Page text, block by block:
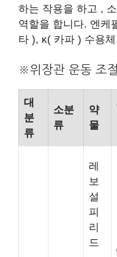
하는 작용을 하고 ,
역할을 합니다. 엔케
타 ), κ( 카파 ) 수용
※위장관 운동 조
대
분
류
소분
류
약
물
레
보
설
피
리
드